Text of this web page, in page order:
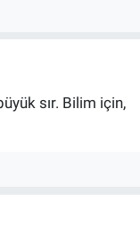
sır. Bilim için,